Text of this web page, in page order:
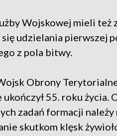
Wojskowej mieli też
udzielania pierwszej
z pola bitwy.
Obrony
55. roku życia.
zadań formacji
skutkom klęsk